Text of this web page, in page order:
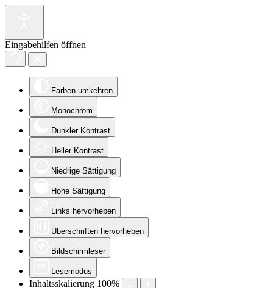
Eingabehilfen öffnen
Farben umkehren
Monochrom
Dunkler Kontrast
Heller Kontrast
Niedrige Sättigung
Hohe Sättigung
Links hervorheben
Überschriften hervorheben
Bildschirmleser
Lesemodus
Inhaltsskalierung 100%